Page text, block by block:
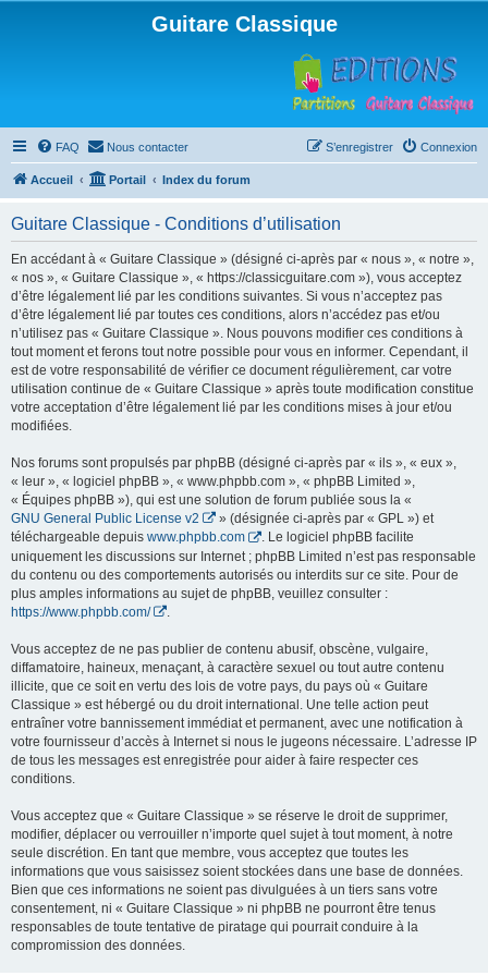
Guitare Classique
FAQ Nous contacter Connexion
S’enregistrer
Accueil Portail Index du forum
Guitare Classique - Conditions d’utilisation
En accédant à « Guitare Classique » (désigné ci-après par « nous », « notre »,
« nos », « Guitare Classique », « https://classicguitare.com »), vous acceptez
d’être légalement lié par les conditions suivantes. Si vous n’acceptez pas
d’être légalement lié par toutes ces conditions, alors n’accédez pas et/ou
n’utilisez pas « Guitare Classique ». Nous pouvons modifier ces conditions à
tout moment et ferons tout notre possible pour vous en informer. Cependant, il
est de votre responsabilité de vérifier ce document régulièrement, car votre
utilisation continue de « Guitare Classique » après toute modification constitue
votre acceptation d’être légalement lié par les conditions mises à jour et/ou
modifiées.
Nos forums sont propulsés par phpBB (désigné ci-après par « ils », « eux »,
« leur », « logiciel phpBB », « www.phpbb.com », « phpBB Limited »,
« Équipes phpBB »), qui est une solution de forum publiée sous la «
GNU General Public License v2
» (désignée ci-après par « GPL ») et
téléchargeable depuis www.phpbb.com
. Le logiciel phpBB facilite
uniquement les discussions sur Internet ; phpBB Limited n’est pas responsable
du contenu ou des comportements autorisés ou interdits sur ce site. Pour de
plus amples informations au sujet de phpBB, veuillez consulter :
https://www.phpbb.com/
Vous acceptez de ne pas publier de contenu abusif, obscène, vulgaire,
diffamatoire, haineux, menaçant, à caractère sexuel ou tout autre contenu
illicite, que ce soit en vertu des lois de votre pays, du pays où « Guitare
Classique » est hébergé ou du droit international. Une telle action peut
entraîner votre bannissement immédiat et permanent, avec une notification à
votre fournisseur d’accès à Internet si nous le jugeons nécessaire. L’adresse IP
de tous les messages est enregistrée pour aider à faire respecter ces
conditions.
Vous acceptez que « Guitare Classique » se réserve le droit de supprimer,
modifier, déplacer ou verrouiller n’importe quel sujet à tout moment, à notre
seule discrétion. En tant que membre, vous acceptez que toutes les
informations que vous saisissez soient stockées dans une base de données.
Bien que ces informations ne soient pas divulguées à un tiers sans votre
consentement, ni « Guitare Classique » ni phpBB ne pourront être tenus
responsables de toute tentative de piratage qui pourrait conduire à la
compromission des données.